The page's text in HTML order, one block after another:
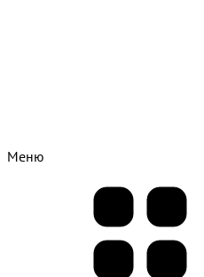
Меню